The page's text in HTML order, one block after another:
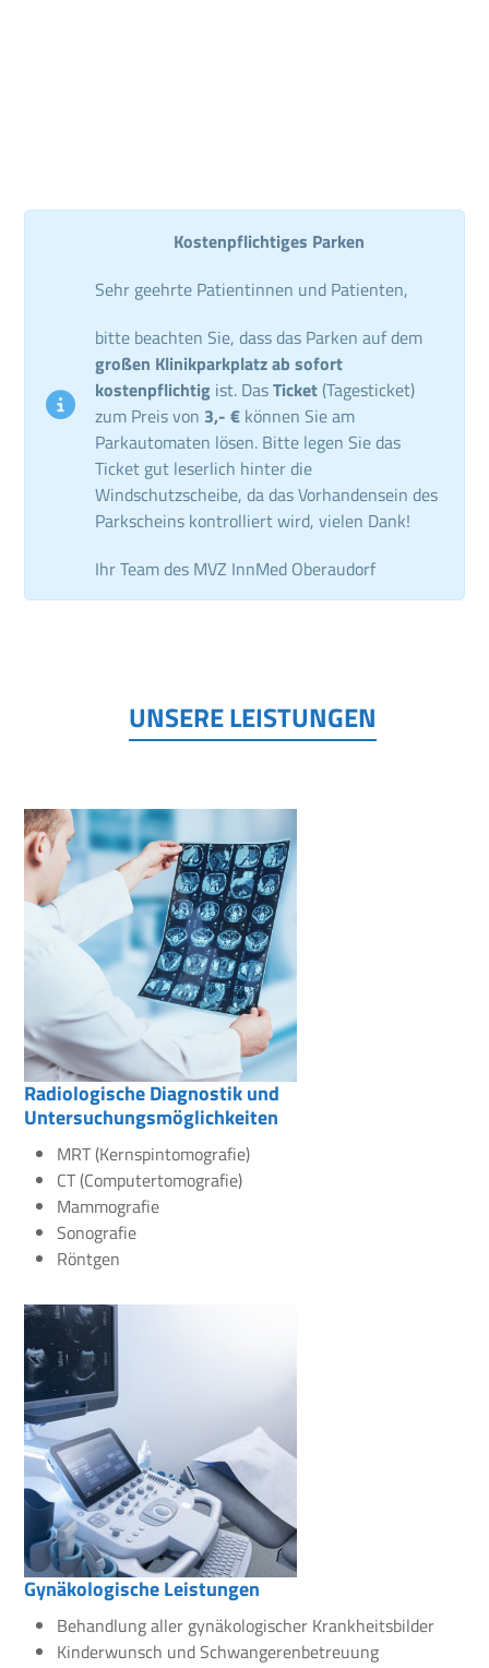
Kostenpflichtiges Parken
Sehr geehrte Patientinnen und Patienten,
bitte beachten Sie, dass das Parken auf dem
großen Klinikparkplatz ab sofort
kostenpflichtig ist. DasTicket (Tagesticket)
zum Preis von 3,- € können Sie am
Parkautomaten lösen. Bitte legen Sie das
Ticket gut leserlich hinter die
Windschutzscheibe, da das Vorhandensein des
Parkscheins kontrolliert wird, vielen Dank!
Ihr Team des MVZ InnMed Oberaudorf
UNSERE LEISTUNGEN
Radiologische Diagnostik und
Untersuchungsmöglichkeiten
MRT (Kernspintomografie)
CT (Computertomografie)
Mammografie
Sonografie
Röntgen
Gynäkologische Leistungen
Behandlung aller gynäkologischer Krankheitsbilder
Kinderwunsch und Schwangerenbetreuung